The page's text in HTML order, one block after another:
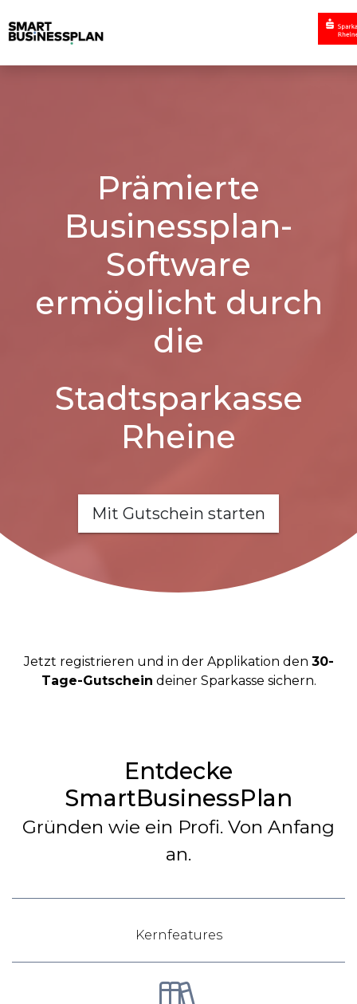
Prämierte
Businessplan-
Software
ermöglicht durch
die
Stadtsparkasse
Rheine
Mit Gutschein starten
Jetzt registrieren und in der Applikation den 30-
Tage-Gutschein deiner Sparkasse sichern.
Entdecke
SmartBusinessPlan
Gründen wie ein Profi. Von Anfang
an.
Kernfeatures